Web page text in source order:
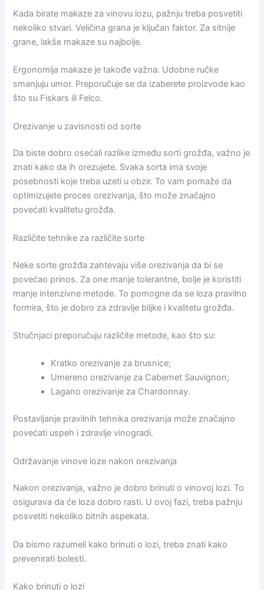
Kada birate makaze za vinovu lozu, pažnju treba posvetiti
nekoliko stvari. Veličina grana je ključan faktor. Za sitnije
grane, lakše makaze su najbolje.
Ergonomija makaze je takođe važna. Udobne ručke
smanjuju umor. Preporučuje se da izaberete proizvode kao
što su Fiskars ili Felco.
Orezivanje u zavisnosti od sorte
Da biste dobro osećali razlike između sorti grožđa, važno je
znati kako da ih orezujete. Svaka sorta ima svoje
posebnosti koje treba uzeti u obzir. To vam pomaže da
optimizujete proces orezivanja, što može značajno
povećati kvalitetu grožđa.
Različite tehnike za različite sorte
Neke sorte grožđa zahtevaju više orezivanja da bi se
povećao prinos. Za one manje tolerantne, bolje je koristiti
manje intenzivne metode. To pomogne da se loza pravilno
formira, što je dobro za zdravlje biljke i kvalitetu grožđa.
Stručnjaci preporučuju različite metode, kao što su:
Kratko orezivanje za brusnice;
Umereno orezivanje za Cabernet Sauvignon;
Lagano orezivanje za Chardonnay.
Postavljanje pravilnih tehnika orezivanja može značajno
povećati uspeh i zdravlje vinogradi.
Održavanje vinove loze nakon orezivanja
Nakon orezivanja, važno je dobro brinuti o vinovoj lozi. To
osigurava da će loza dobro rasti. U ovoj fazi, treba pažnju
posvetiti nekoliko bitnih aspekata.
Da bismo razumeli kako brinuti o lozi, treba znati kako
prevenirati bolesti.
Kako brinuti o lozi